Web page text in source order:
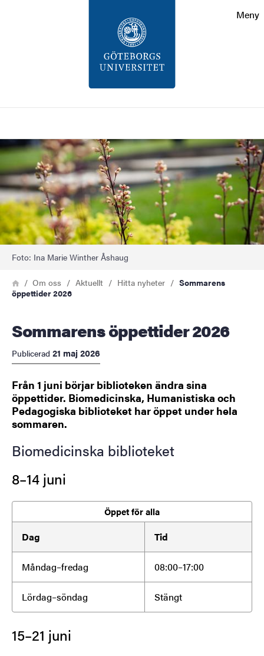
Meny
Bild
Foto: Ina Marie Winther Åshaug
Länkstig
HemOm oss Aktuellt Hitta nyheter
Sommarens
öppettider 2026
Sommarens öppettider 2026
Publicerad 21 maj 2026
Från 1 juni börjar biblioteken ändra sina
öppettider. Biomedicinska, Humanistiska och
Pedagogiska biblioteket har öppet under hela
sommaren.
Biomedicinska biblioteket
8–14 juni
Öppet för alla
Dag Tid
Måndag–fredag 08:00–17:00
Lördag–söndag Stängt
15–21 juni